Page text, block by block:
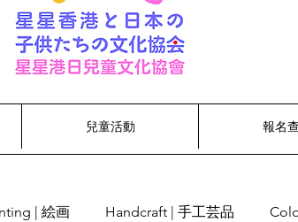
兒童活動 報名
| 絵画 Handcraft | 手工芸品